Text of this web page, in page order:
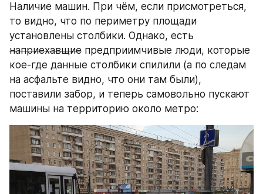
Наличие машин. При чём, если присмотреться,
то видно, что по периметру площади
наприехавщие предприимчивые люди, которые
кое-где данные столбики спилили (а по следам
на асфальте видно, что они там были),
поставили забор, и теперь самовольно пускают
машины на территорию около метро: